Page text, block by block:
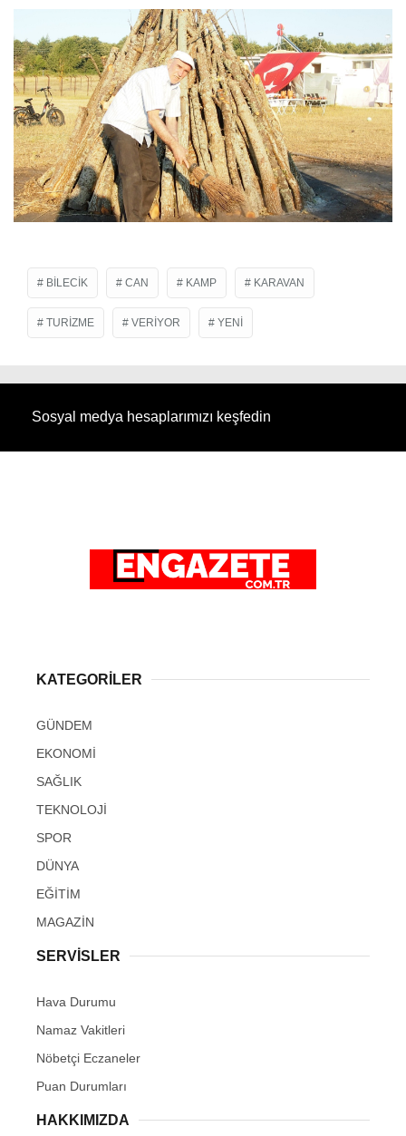
BILECIK CAN KAMP KARAVAN
TURIZME VERIYOR YENI
Sosyal medya hesaplarımızı keşfedin
KATEGORİLER
GÜNDEM
EKONOMİ
SAĞLIK
TEKNOLOJİ
SPOR
DÜNYA
EĞİTİM
MAGAZİN
SERVİSLER
Hava Durumu
Namaz Vakitleri
Nöbetçi Eczaneler
Puan Durumları
HAKKIMIZDA